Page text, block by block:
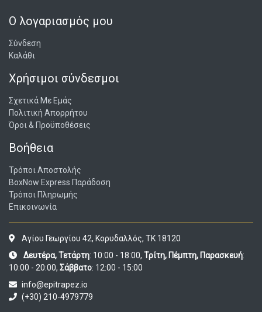
Ο λογαριασμός μου
Σύνδεση
Καλάθι
Χρήσιμοι σύνδεσμοι
Σχετικά Με Εμάς
Πολιτική Απορρήτου
Όροι & Προϋποθέσεις
Βοήθεια
Τρόποι Αποστολής
BoxNow Express Παράδοση
Τρόποι Πληρωμής
Επικοινωνία
Αγίου Γεωργίου 42, Κορυδαλλός, ΤΚ 18120
Δευτέρα, Τετάρτη: 10:00 - 18:00, Τρίτη, Πέμπτη, Παρασκευή:
10:00 - 20:00, Σάββατο: 12:00 - 15:00
info@epitrapez.io
(+30) 210-4979779